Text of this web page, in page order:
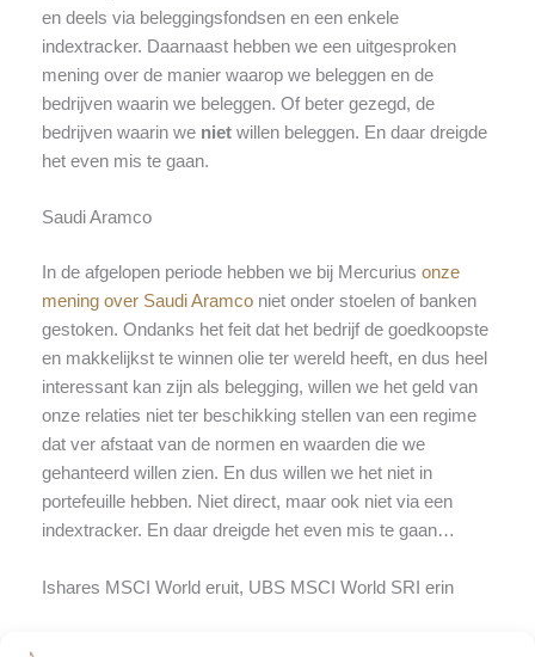
en deels via beleggingsfondsen en een enkele
indextracker. Daarnaast hebben we een uitgesproken
mening over de manier waarop we beleggen en de
bedrijven waarin we beleggen. Of beter gezegd, de
bedrijven waarin we niet willen beleggen. En daar dreigde
het even mis te gaan.
Saudi Aramco
In de afgelopen periode hebben we bij Mercurius onze
mening over Saudi Aramconiet onder stoelen of banken
gestoken. Ondanks het feit dat het bedrijf de goedkoopste
en makkelijkst te winnen olie ter wereld heeft, en dus heel
interessant kan zijn als belegging, willen we het geld van
onze relaties niet ter beschikking stellen van een regime
dat ver afstaat van de normen en waarden die we
gehanteerd willen zien. En dus willen we het niet in
portefeuille hebben. Niet direct, maar ook niet via een
indextracker. En daar dreigde het even mis te gaan…
Ishares MSCI World eruit, UBS MSCI World SRI erin